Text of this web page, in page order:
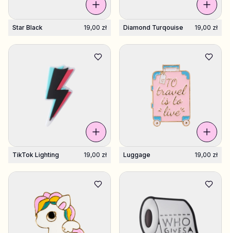
Star Black 19,00 zł Diamond Turqouise 19,00 zł
TikTok Lighting 19,00 zł Luggage 19,00 zł